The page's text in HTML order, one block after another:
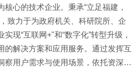
心的技术企业。秉承“立足福建，
致力于为政府机关、科研院所、企
现“互联网+"和“数字化”转型升级，
的解决方案和应用服务。通过发挥互
察用户需求与使用场景，依托资深的